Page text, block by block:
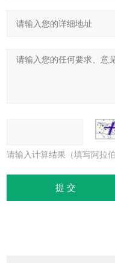
请输入计算结果（填写阿拉